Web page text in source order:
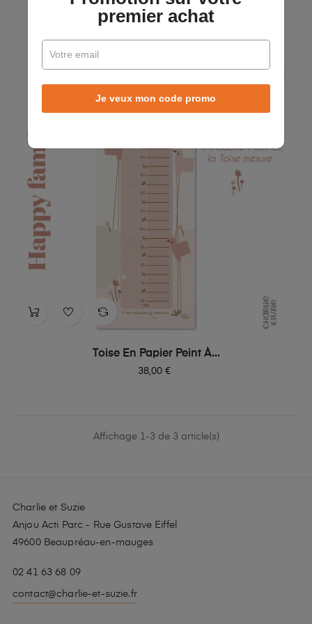
Prix
38,00 €
Toise En Papier Peint À...
Prix
38,00 €
Affichage 1-3 de 3 article(s)
Charlie et Suzie
Anjou Acti Parc - Rue Gustave Eiffel
49600 Beaupréau-en-mauges
02 41 63 68 09
contact@charlie-et-suzie.fr
premier achat
Je veux mon code promo